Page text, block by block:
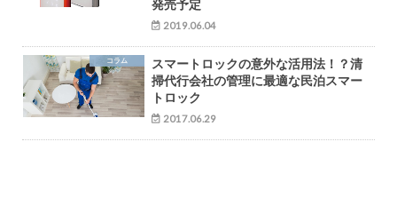
発売予定
2019.06.04
コラム
スマートロックの意外な活用法！？清
掃代行会社の管理に最適な民泊スマー
トロック
2017.06.29